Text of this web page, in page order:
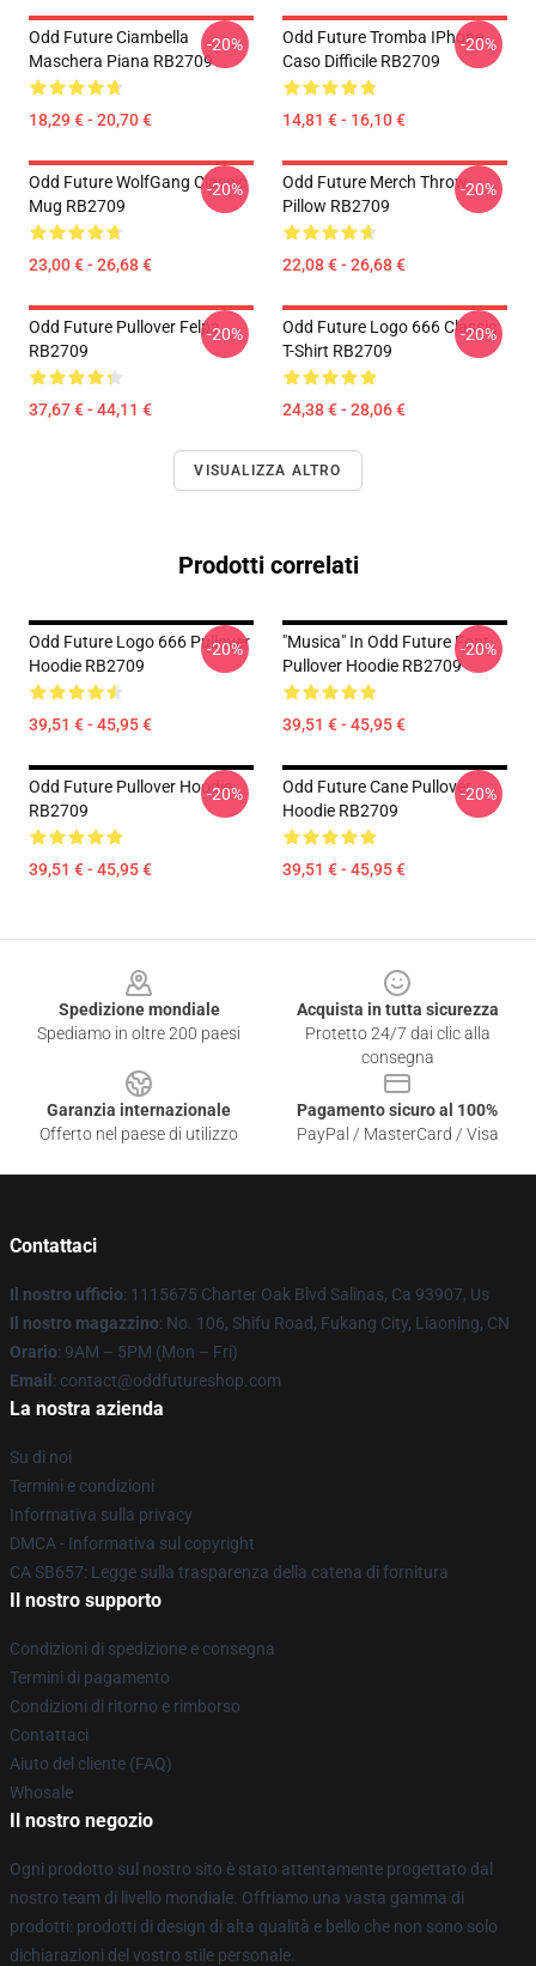
Odd Future Ciambella
Maschera Piana RB2709
18,29 € - 20,70 €
-20%
Odd Future Tromba IPhone
Caso Difficile RB2709
14,81 € - 16,10 €
-20%
Odd Future WolfGang Classic
Mug RB2709
23,00 € - 26,68 €
-20%
Odd Future Merch Throw
Pillow RB2709
22,08 € - 26,68 €
-20%
Odd Future Pullover Felpa
RB2709
37,67 € - 44,11 €
-20%
Odd Future Logo 666 Classic
T-Shirt RB2709
24,38 € - 28,06 €
-20%
VISUALIZZA ALTRO
Prodotti correlati
Odd Future Logo 666 Pullover
Hoodie RB2709
39,51 € - 45,95 €
-20%
"Musica" In Odd Future Font
Pullover Hoodie RB2709
39,51 € - 45,95 €
-20%
Odd Future Pullover Hoodie
RB2709
39,51 € - 45,95 €
-20%
Odd Future Cane Pullover
Hoodie RB2709
39,51 € - 45,95 €
-20%
Spedizione mondiale
Spediamo in oltre 200 paesi
Acquista in tutta sicurezza
Protetto 24/7 dai clic alla
consegna
Garanzia internazionale
Offerto nel paese di utilizzo
Pagamento sicuro al 100%
PayPal / MasterCard / Visa
Contattaci
Il nostro ufficio: 1115675 Charter Oak Blvd Salinas, Ca 93907, Us
Il nostro magazzino: No. 106, Shifu Road, Fukang City, Liaoning, CN
Orario: 9AM – 5PM (Mon – Fri)
Email : contact@oddfutureshop.com
La nostra azienda
Su di noi
Termini e condizioni
Informativa sulla privacy
DMCA - Informativa sul copyright
CA SB657: Legge sulla trasparenza della catena di fornitura
Il nostro supporto
Condizioni di spedizione e consegna
Termini di pagamento
Condizioni di ritorno e rimborso
Contattaci
Aiuto del cliente (FAQ)
Whosale
Il nostro negozio
Ogni prodotto sul nostro sito è stato attentamente progettato dal
nostro team di livello mondiale. Offriamo una vasta gamma di
prodotti: prodotti di design di alta qualità e bello che non sono solo
dichiarazioni del vostro stile personale.